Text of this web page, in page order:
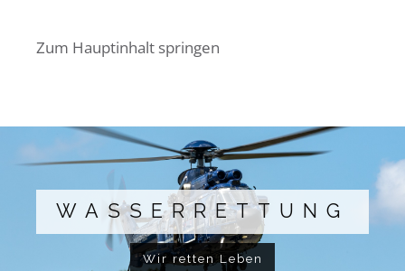
Zum Hauptinhalt springen
WASSERRETTUNG
Wir retten Leben